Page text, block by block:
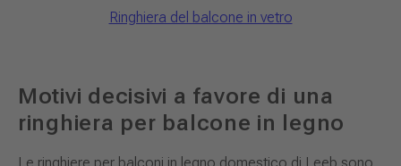
Ringhiera del balcone in vetro
Motivi decisivi a favore di una
ringhiera per balcone in legno